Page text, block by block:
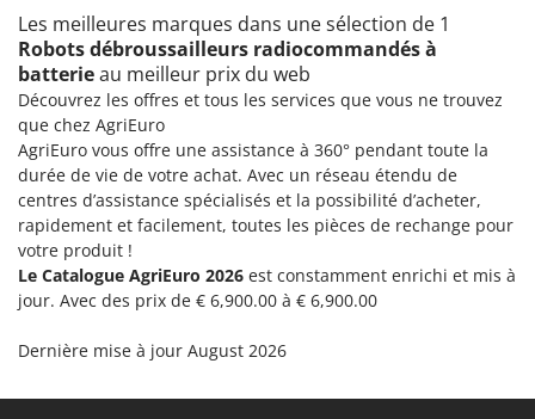
Scies de jardin télescopiques
Sécateurs électriques à batterie
Sécateurs et Échenilloirs manuels
Sécateurs pneumatiques
Semoirs et Épandeurs d'engrais
Socs pour tracteur
Souffleurs aspirateurs pour Feuilles
Soufreuses - Poudreuses à dos
Taille-haies
Intex
Italyco
ITM
J JOLLY ITALIA
K
KAAZ
Karcher
Kasco
KitchenAid
Les meilleures marques dans une sélection de 1
Robots débroussailleurs radiocommandés à
batterieau meilleur prix du web
Découvrez les offres et tous les services que vous ne trouvez
que chez AgriEuro
AgriEuro vous offre une assistance à 360° pendant toute la
durée de vie de votre achat. Avec un réseau étendu de
centres d’assistance spécialisés et la possibilité d’acheter,
rapidement et facilement, toutes les pièces de rechange pour
votre produit !
Le Catalogue AgriEuro 2026 est constamment enrichi et mis à
jour. Avec des prix de € 6,900.00 à € 6,900.00
Dernière mise à jour August 2026